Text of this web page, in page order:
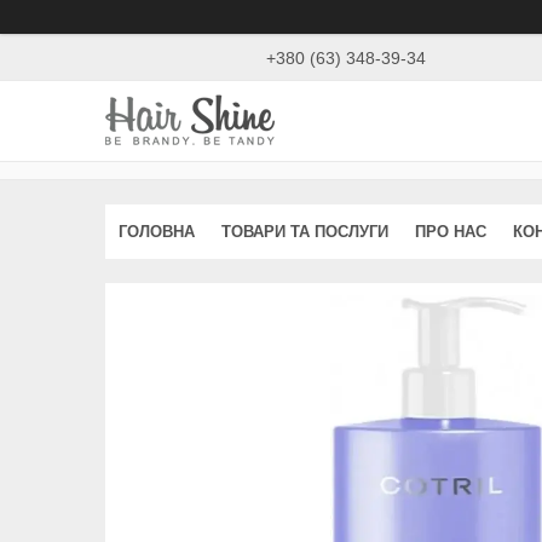
+380 (63) 348-39-34
ГОЛОВНА ТОВАРИ ТА ПОСЛУГИ ПРО НАС